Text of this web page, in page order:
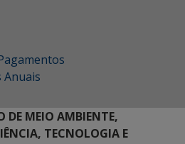
Anuais
DE MEIO AMBIENTE,
TECNOLOGIA E